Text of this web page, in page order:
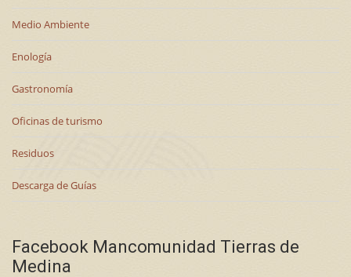
Medio Ambiente
Enología
Gastronomía
Oficinas de turismo
Residuos
Descarga de Guías
Facebook Mancomunidad Tierras de
Medina